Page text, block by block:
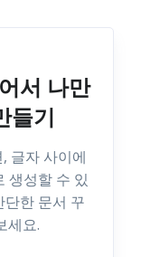
서 나만
들기
글자 사이에
생성할 수 있
단한 문서 꾸
세요.